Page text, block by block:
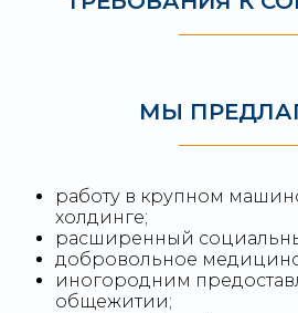
МЫ
работу в крупном
холдинге;
расширенный
добровольное
иногородним
общежитии;